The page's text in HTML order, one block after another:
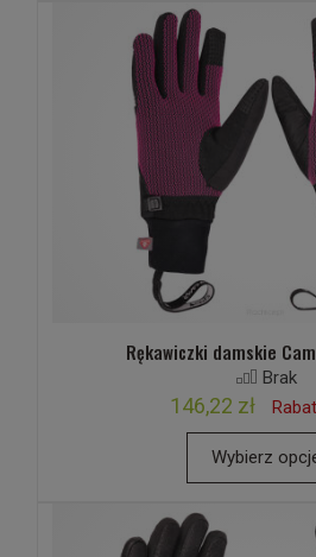
Rękawiczki damskie
Brak
146,22 zł
Wybierz